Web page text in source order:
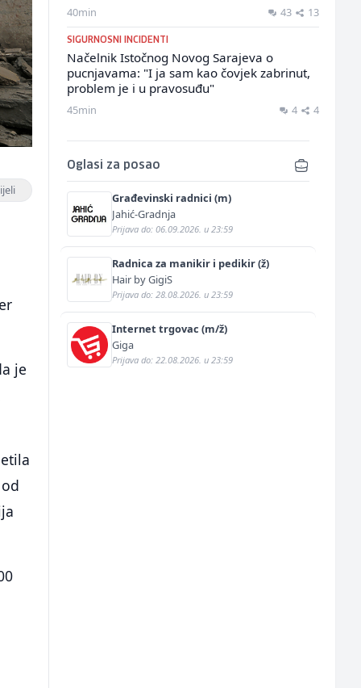
je
40min 43 13
SIGURNOSNI INCIDENTI
Načelnik Istočnog Novog Sarajeva o
pucnjavama: "I ja sam kao čovjek zabrinut,
problem je i u pravosuđu"
45min 4 4
Oglasi za posao
Građevinski radnici (m)
Jahić-Gradnja
Prijava do: 06.09.2026. u 23:59
Radnica za manikir i pedikir (ž)
Hair by GigiS
Prijava do: 28.08.2026. u 23:59
Internet trgovac (m/ž)
Giga
Prijava do: 22.08.2026. u 23:59